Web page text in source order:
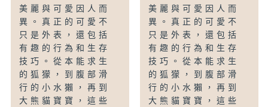
美麗與可愛因人而
異。真正的可愛不
只是外表，還包括
有趣的行為和生存
技巧。從本能求生
的狐獴，到腹部滑
行的小水獺，再到
大熊貓寶寶，這些
美麗與可愛因人而
異。真正的可愛不
只是外表，還包括
有趣的行為和生存
技巧。從本能求生
的狐獴，到腹部滑
行的小水獺，再到
大熊貓寶寶，這些